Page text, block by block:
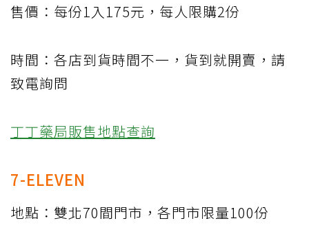
售價：每份1入175元，每人限購2份
時間：各店到貨時間不一，貨到就開賣，請
致電詢問
丁丁藥局販售地點查詢
7-ELEVEN
地點：雙北70間門市，各門市限量100份